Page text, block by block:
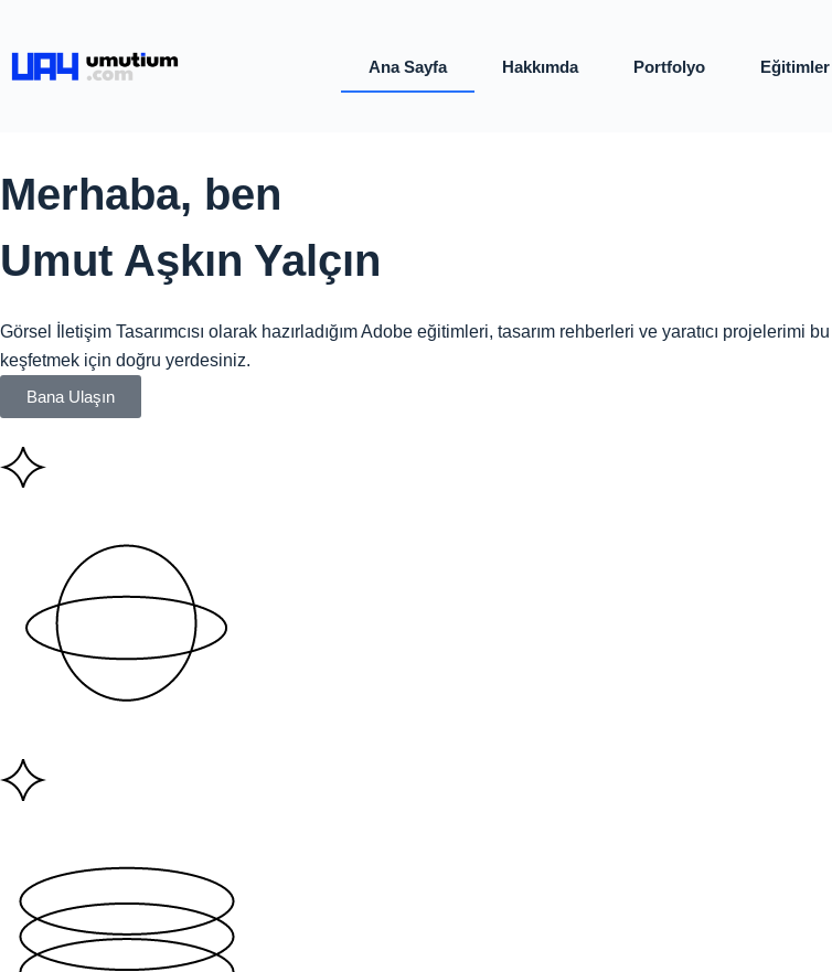
Ana Sayfa Hakkımda Portfolyo Eğitimler
Merhaba, ben
Umut Aşkın Yalçın
Görsel İletişim Tasarımcısı olarak hazırladığım Adobe eğitimleri, tasarım rehberleri ve yaratıcı
keşfetmek için doğru yerdesiniz.
Bana Ulaşın